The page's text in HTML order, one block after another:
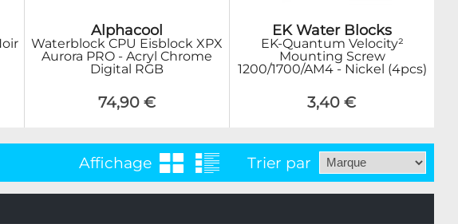
Alphacool
Waterblock CPU Eisblock XPX
Aurora PRO - Acryl Chrome
Digital RGB
74,90 €
EK Water Blocks
EK-Quantum Velocity²
Mounting Screw
1200/1700/AM4 - Nickel (4pcs)
3,40 €
Affichage Trier par